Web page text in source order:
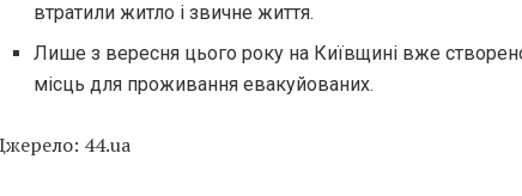
втратили житло і звичне життя.
Лише з вересня цього року на Київщині вже
місць для проживання евакуйованих.
44.ua